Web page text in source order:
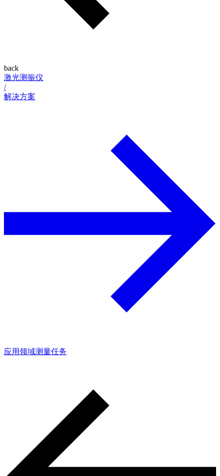
back
激光测振仪
/
解决方案
应用领域测量任务